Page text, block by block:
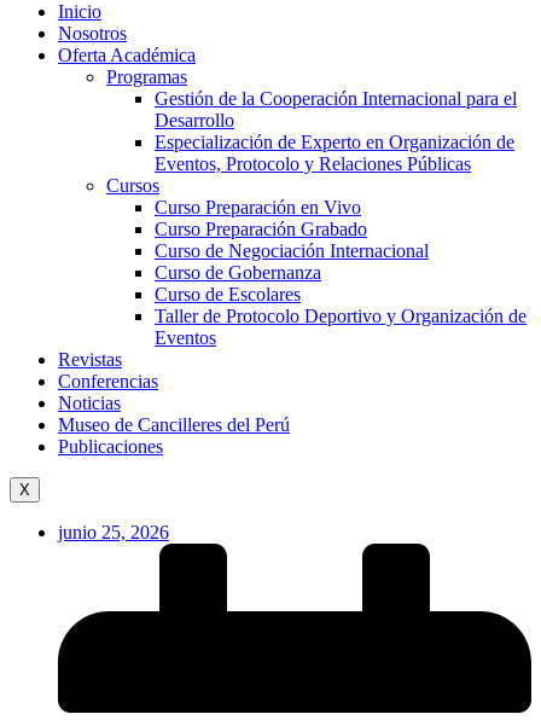
Inicio
Nosotros
Oferta Académica
Programas
Gestión de la Cooperación Internacional para el
Desarrollo
Especialización de Experto en Organización de
Eventos, Protocolo y Relaciones Públicas
Cursos
Curso Preparación en Vivo
Curso Preparación Grabado
Curso de Negociación Internacional
Curso de Gobernanza
Curso de Escolares
Taller de Protocolo Deportivo y Organización de
Eventos
Revistas
Conferencias
Noticias
Museo de Cancilleres del Perú
Publicaciones
X
junio 25, 2026